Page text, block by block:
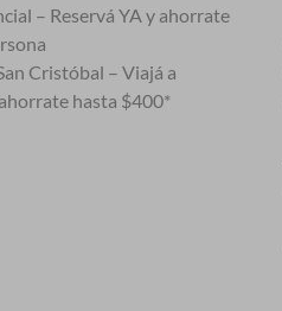
– Reservá YA y ahorrate
Cristóbal – Viajá a
hasta $400*